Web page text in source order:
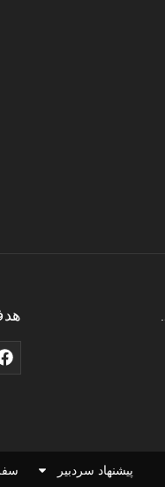
پیشنهاد سردبیر